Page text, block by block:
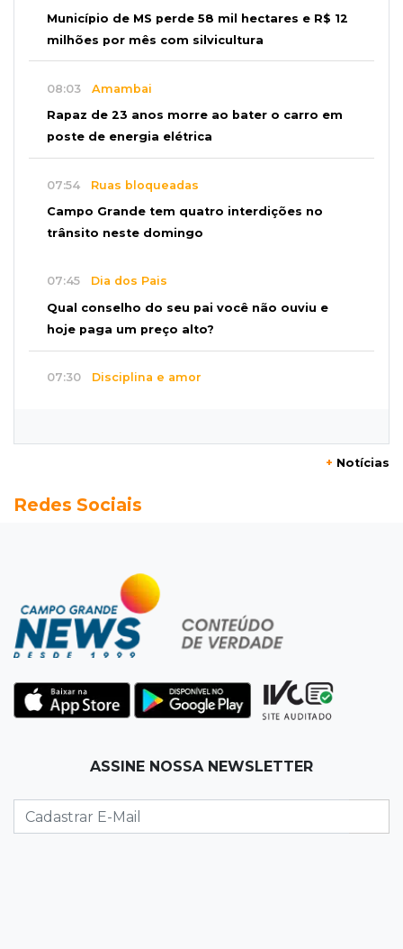
Município de MS perde 58 mil hectares e R$ 12
milhões por mês com silvicultura
08:03 Amambai
Rapaz de 23 anos morre ao bater o carro em
poste de energia elétrica
07:54 Ruas bloqueadas
Campo Grande tem quatro interdições no
trânsito neste domingo
07:45 Dia dos Pais
Qual conselho do seu pai você não ouviu e
hoje paga um preço alto?
07:30 Disciplina e amor
Ataque em beco deixa um morto com rosto
14 de julho
Feira Central encerra Festival do Sobá com
karaokê de Dia dos Pais
A esperança não pode morrer
Domingo terá calor de 38°C, tempo seco e
+ Notícias
Redes Sociais
ASSINE NOSSA NEWSLETTER